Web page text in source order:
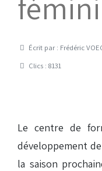
DétailsÉcrit par : Frédéric
Clics : 8131
Le centre de
développement
la saison